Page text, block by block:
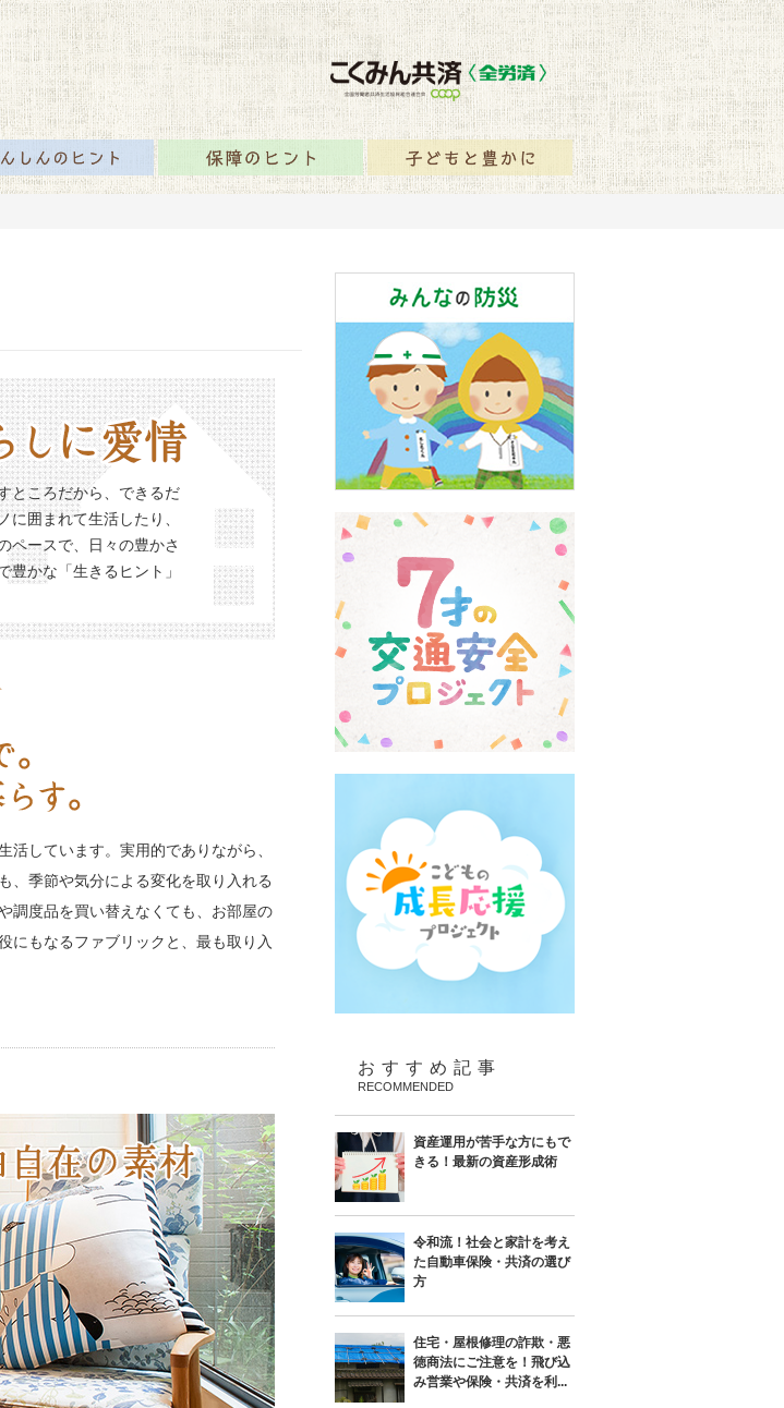
ント あんしんのヒント 保障のヒント 子どもと豊かに
ところだから、できるだ
囲まれて生活したり、
ペースで、日々の豊かさ
かな「生きるヒント」
しています。実用的でありながら、
、季節や気分による変化を取り入れる
調度品を買い替えなくても、お部屋の
にもなるファブリックと、最も取り入
おすすめ記事
RECOMMENDED
資産運用が苦手な方にもで
きる！最新の資産形成術
令和流！社会と家計を考え
た自動車保険・共済の選び
方
住宅・屋根修理の詐欺・悪
徳商法にご注意を！飛び込
み営業や保険・共済を利...